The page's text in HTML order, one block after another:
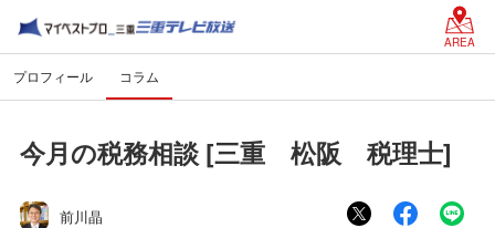
AREA
プロフィール コラム
今月の税務相談 [三重 松阪 税理士]
前川晶